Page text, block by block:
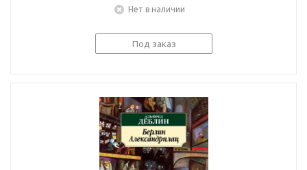
Диккенс. Достоевский
Нет в наличии
Под заказ